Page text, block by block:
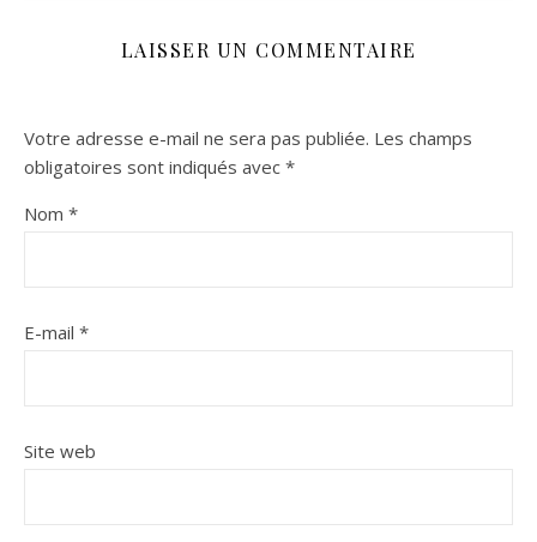
LAISSER UN COMMENTAIRE
Votre adresse e-mail ne sera pas publiée. Les champs
obligatoires sont indiqués avec *
Nom *
E-mail *
Site web